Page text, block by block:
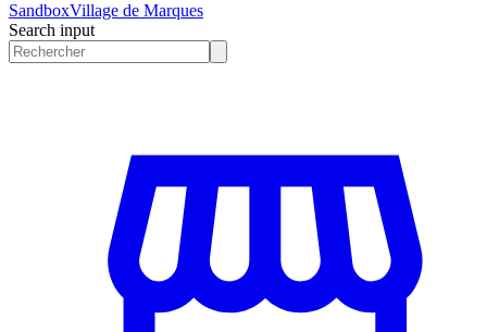
SandboxVillage de Marques
Search input